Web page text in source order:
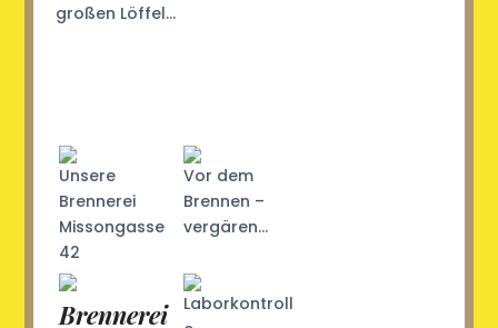
großen Löffel…
Unsere
Brennerei
Missongasse
42
Vor dem
Brennen –
vergären…
Brennerei
Laborkontroll